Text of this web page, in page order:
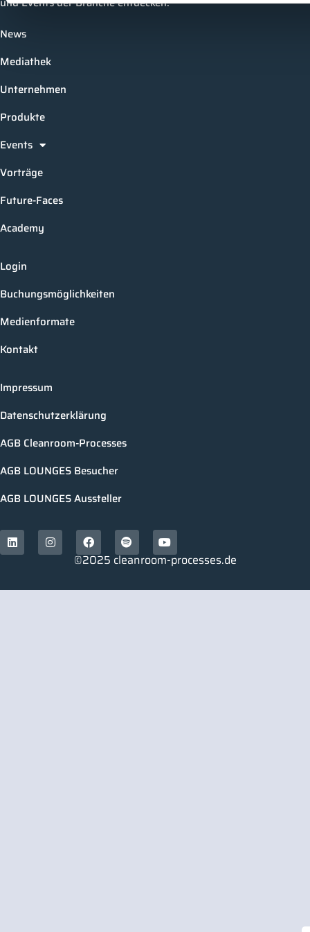
News
Mediathek
Unternehmen
Produkte
Events
Vorträge
Future-Faces
Academy
Login
Buchungsmöglichkeiten
Medienformate
Kontakt
Impressum
Datenschutzerklärung
AGB Cleanroom-Processes
AGB LOUNGES Besucher
AGB LOUNGES Aussteller
©2025 cleanroom-processes.de